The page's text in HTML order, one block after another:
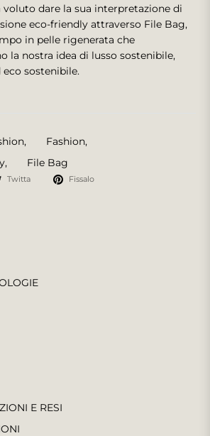
voluto dare la sua interpretazione di
eco-friendly attraverso File Bag,
in pelle rigenerata che
la nostra idea di lusso sostenibile,
sostenibile.
, Fashion,
, File Bag
Twitta Fissalo
E RESI